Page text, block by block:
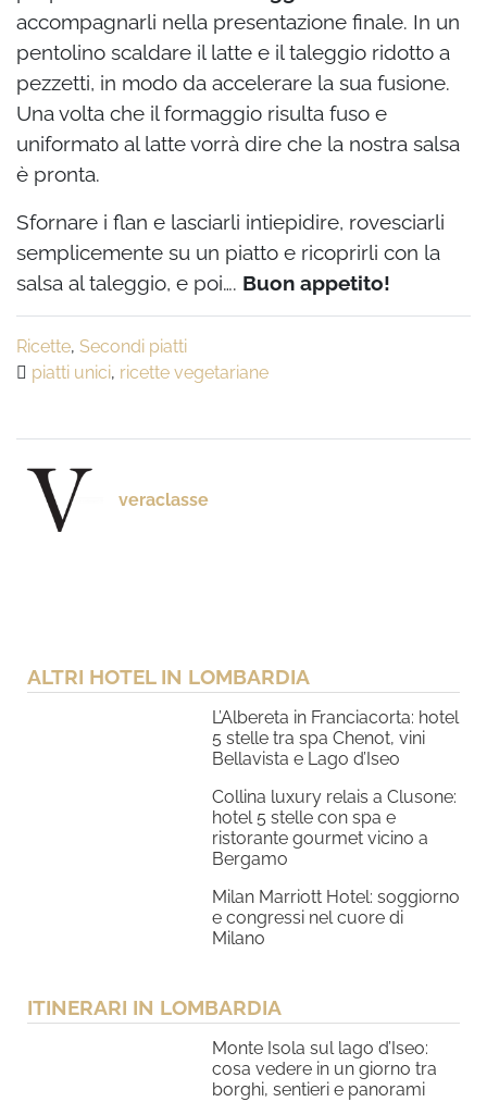
accompagnarli nella presentazione finale. In un
pentolino scaldare il latte e il taleggio ridotto a
pezzetti, in modo da accelerare la sua fusione.
Una volta che il formaggio risulta fuso e
uniformato al latte vorrà dire che la nostra salsa
è pronta.
Sfornare i flan e lasciarli intiepidire, rovesciarli
semplicemente su un piatto e ricoprirli con la
salsa al taleggio, e poi…. Buon appetito!
Ricette, Secondi piatti
piatti unici, ricette vegetariane
veraclasse
ALTRI HOTEL IN LOMBARDIA
L’Albereta in Franciacorta: hotel
5 stelle tra spa Chenot, vini
Bellavista e Lago d’Iseo
Collina luxury relais a Clusone:
hotel 5 stelle con spa e
ristorante gourmet vicino a
Bergamo
Milan Marriott Hotel: soggiorno
e congressi nel cuore di
Milano
ITINERARI IN LOMBARDIA
Monte Isola sul lago d’Iseo:
cosa vedere in un giorno tra
borghi, sentieri e panorami